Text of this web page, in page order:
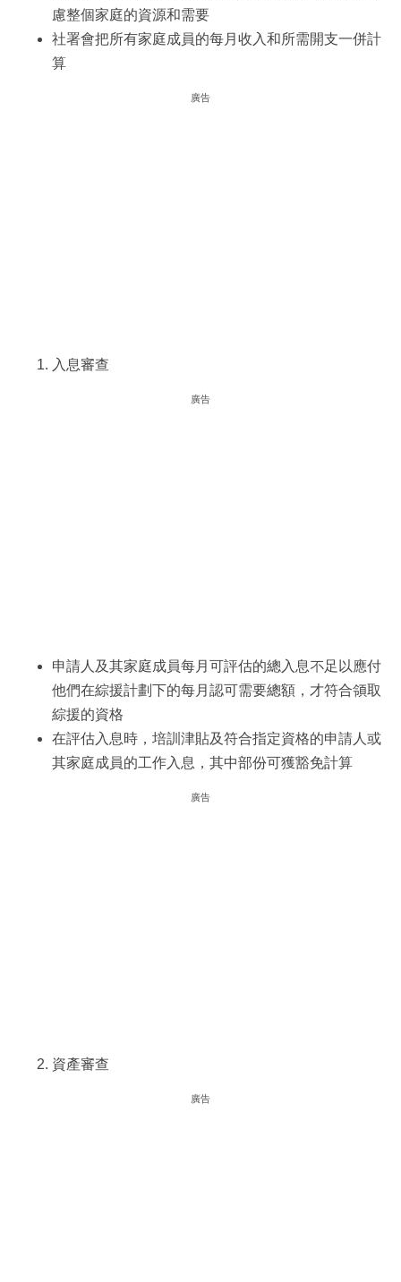
慮整個家庭的資源和需要
社署會把所有家庭成員的每月收入和所需開支一併計
算
廣告
入息審查
廣告
申請人及其家庭成員每月可評估的總入息不足以應付
他們在綜援計劃下的每月認可需要總額，才符合領取
綜援的資格
在評估入息時，培訓津貼及符合指定資格的申請人或
其家庭成員的工作入息，其中部份可獲豁免計算
廣告
資產審查
廣告